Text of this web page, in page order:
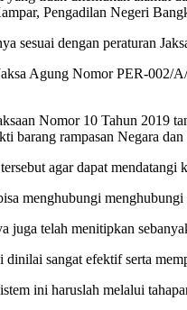
Pengadilan Negeri
sesuai dengan peraturan
Agung Nomor PER-002/
Nomor 10 Tahun 2019
barang rampasan Negara dan
agar dapat
menghubungi
juga telah menitipkan
sangat efektif serta
ini haruslah melalui